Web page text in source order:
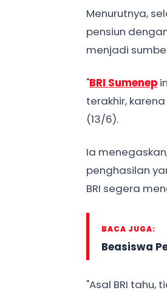
Menurutnya,
pensiun
menjadi
"BRI Sumenep
terakhir,
(13/6).
Ia
penghasilan
BRI segera
BACA JUGA:
Beasiswa
"Asal BRI